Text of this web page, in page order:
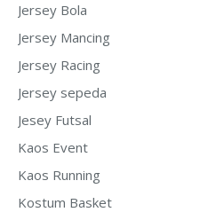
Jersey Bola
Jersey Mancing
Jersey Racing
Jersey sepeda
Jesey Futsal
Kaos Event
Kaos Running
Kostum Basket